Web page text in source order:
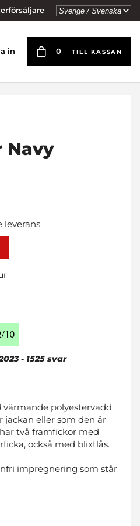
in 0 TILL KASSAN
Navy
leverans
- 1525 svar
polyestervadd
jackan eller som den är
två framfickor med
också med blixtlås.
impregnering som står